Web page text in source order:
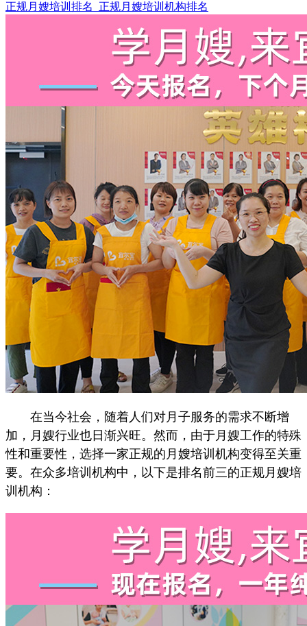
正规月嫂培训排名_正规月嫂培训机构排名
在当今社会，随着人们对月子服务的需求不断增
加，月嫂行业也日渐兴旺。然而，由于月嫂工作的特殊
性和重要性，选择一家正规的月嫂培训机构变得至关重
要。在众多培训机构中，以下是排名前三的正规月嫂培
训机构：